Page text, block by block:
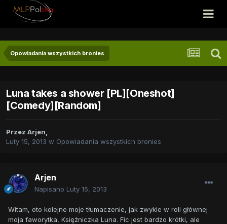
Opowiadania wszystkich bronies
Luna takes a shower [PL][Oneshot]
[Comedy][Random]
Przez Arjen,
Luty 15, 2013 w Opowiadania wszystkich bronies
Arjen
Napisano Luty 15, 2013
Witam, oto kolejne moje tłumaczenie, jak zwykle w roli głównej
moja faworytka, Księżniczka Luna. Fic jest bardzo krótki, ale